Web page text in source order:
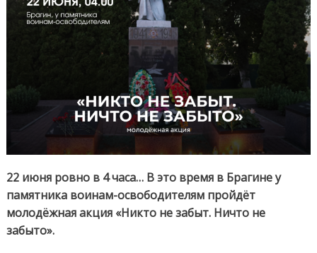
22 июня ровно в 4 часа… В это время в Брагине у
памятника воинам-освободителям пройдёт
молодёжная акция «Никто не забыт. Ничто не
забыто».